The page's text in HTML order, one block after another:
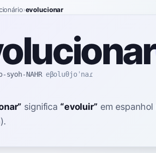
›evolucionar
NAHR eβoluθjoˈnaɾ
” significa “evoluir” em espanhol